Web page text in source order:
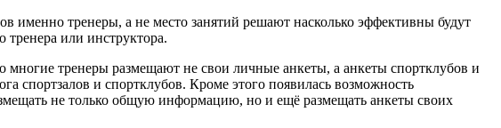
именно тренеры, а не место занятий решают насколько эффективны будут
или инструктора.
тренеры размещают не свои личные анкеты, а анкеты спортклубов и
спортзалов и спортклубов. Кроме этого появилась возможность
не только общую информацию, но и ещё размещать анкеты своих